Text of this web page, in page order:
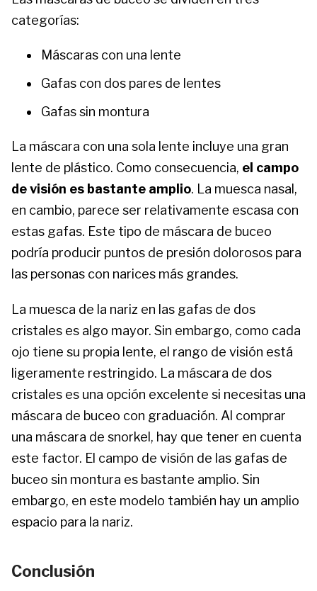
categorías:
Máscaras con una lente
Gafas con dos pares de lentes
Gafas sin montura
La máscara con una sola lente incluye una gran
lente de plástico. Como consecuencia, el campo
de visión es bastante amplio. La muesca nasal,
en cambio, parece ser relativamente escasa con
estas gafas. Este tipo de máscara de buceo
podría producir puntos de presión dolorosos para
las personas con narices más grandes.
La muesca de la nariz en las gafas de dos
cristales es algo mayor. Sin embargo, como cada
ojo tiene su propia lente, el rango de visión está
ligeramente restringido. La máscara de dos
cristales es una opción excelente si necesitas una
máscara de buceo con graduación. Al comprar
una máscara de snorkel, hay que tener en cuenta
este factor. El campo de visión de las gafas de
buceo sin montura es bastante amplio. Sin
embargo, en este modelo también hay un amplio
espacio para la nariz.
Conclusión